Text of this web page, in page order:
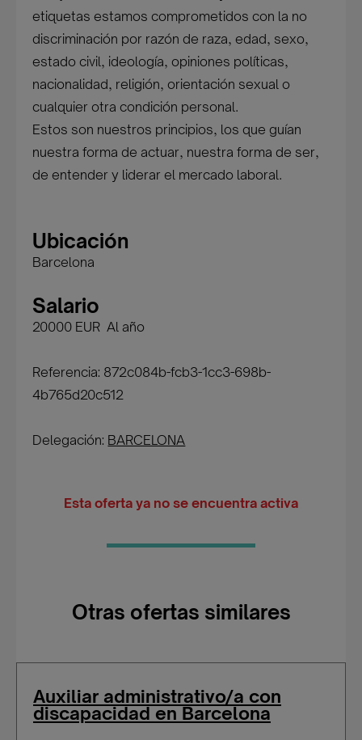
etiquetas estamos comprometidos con la no
discriminación por razón de raza, edad, sexo,
estado civil, ideología, opiniones políticas,
nacionalidad, religión, orientación sexual o
cualquier otra condición personal.
Estos son nuestros principios, los que guían
nuestra forma de actuar, nuestra forma de ser,
de entender y liderar el mercado laboral.
Ubicación
Barcelona
Salario
20000 EUR Al año
Referencia: 872c084b-fcb3-1cc3-698b-
4b765d20c512
Delegación: BARCELONA
Esta oferta ya no se encuentra activa
Otras ofertas similares
Auxiliar administrativo/a con
discapacidad en Barcelona